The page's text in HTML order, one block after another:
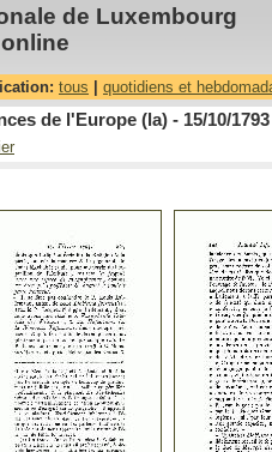
de Luxembourg
tous quotidiens et
de l'Europe (la) - 15/10/1793